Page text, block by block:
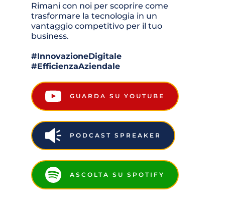
Rimani con noi per scoprire come
trasformare la tecnologia in un
vantaggio competitivo per il tuo
business.
#InnovazioneDigitale
#EfficienzaAziendale
GUARDA SU YOUTUBE
PODCAST SPREAKER
ASCOLTA SU SPOTIFY